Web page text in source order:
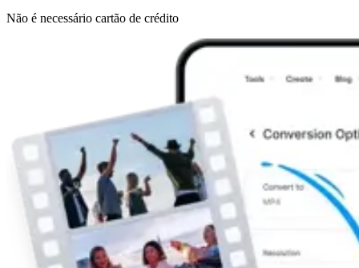
Não é necessário cartão de crédito